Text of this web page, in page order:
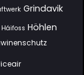
Grindavik
Háifoss Höhlen